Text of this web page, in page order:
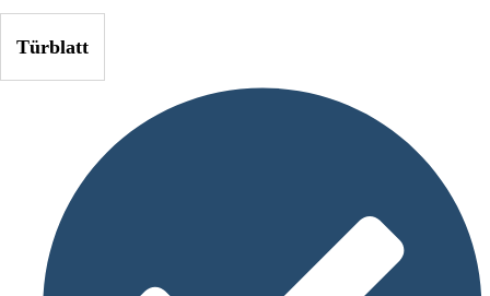
Türblatt